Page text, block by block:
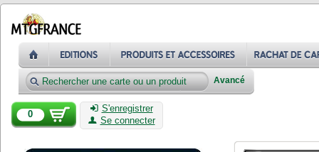
Avancé
0
S'enregistrer
Se connecter